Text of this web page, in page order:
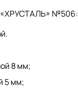
«ХРУСТАЛЬ» №506:
8 мм;
5 мм;